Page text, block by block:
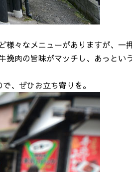
様々なメニューがありますが、一
挽肉の旨味がマッチし、あっとい
、ぜひお立ち寄りを。